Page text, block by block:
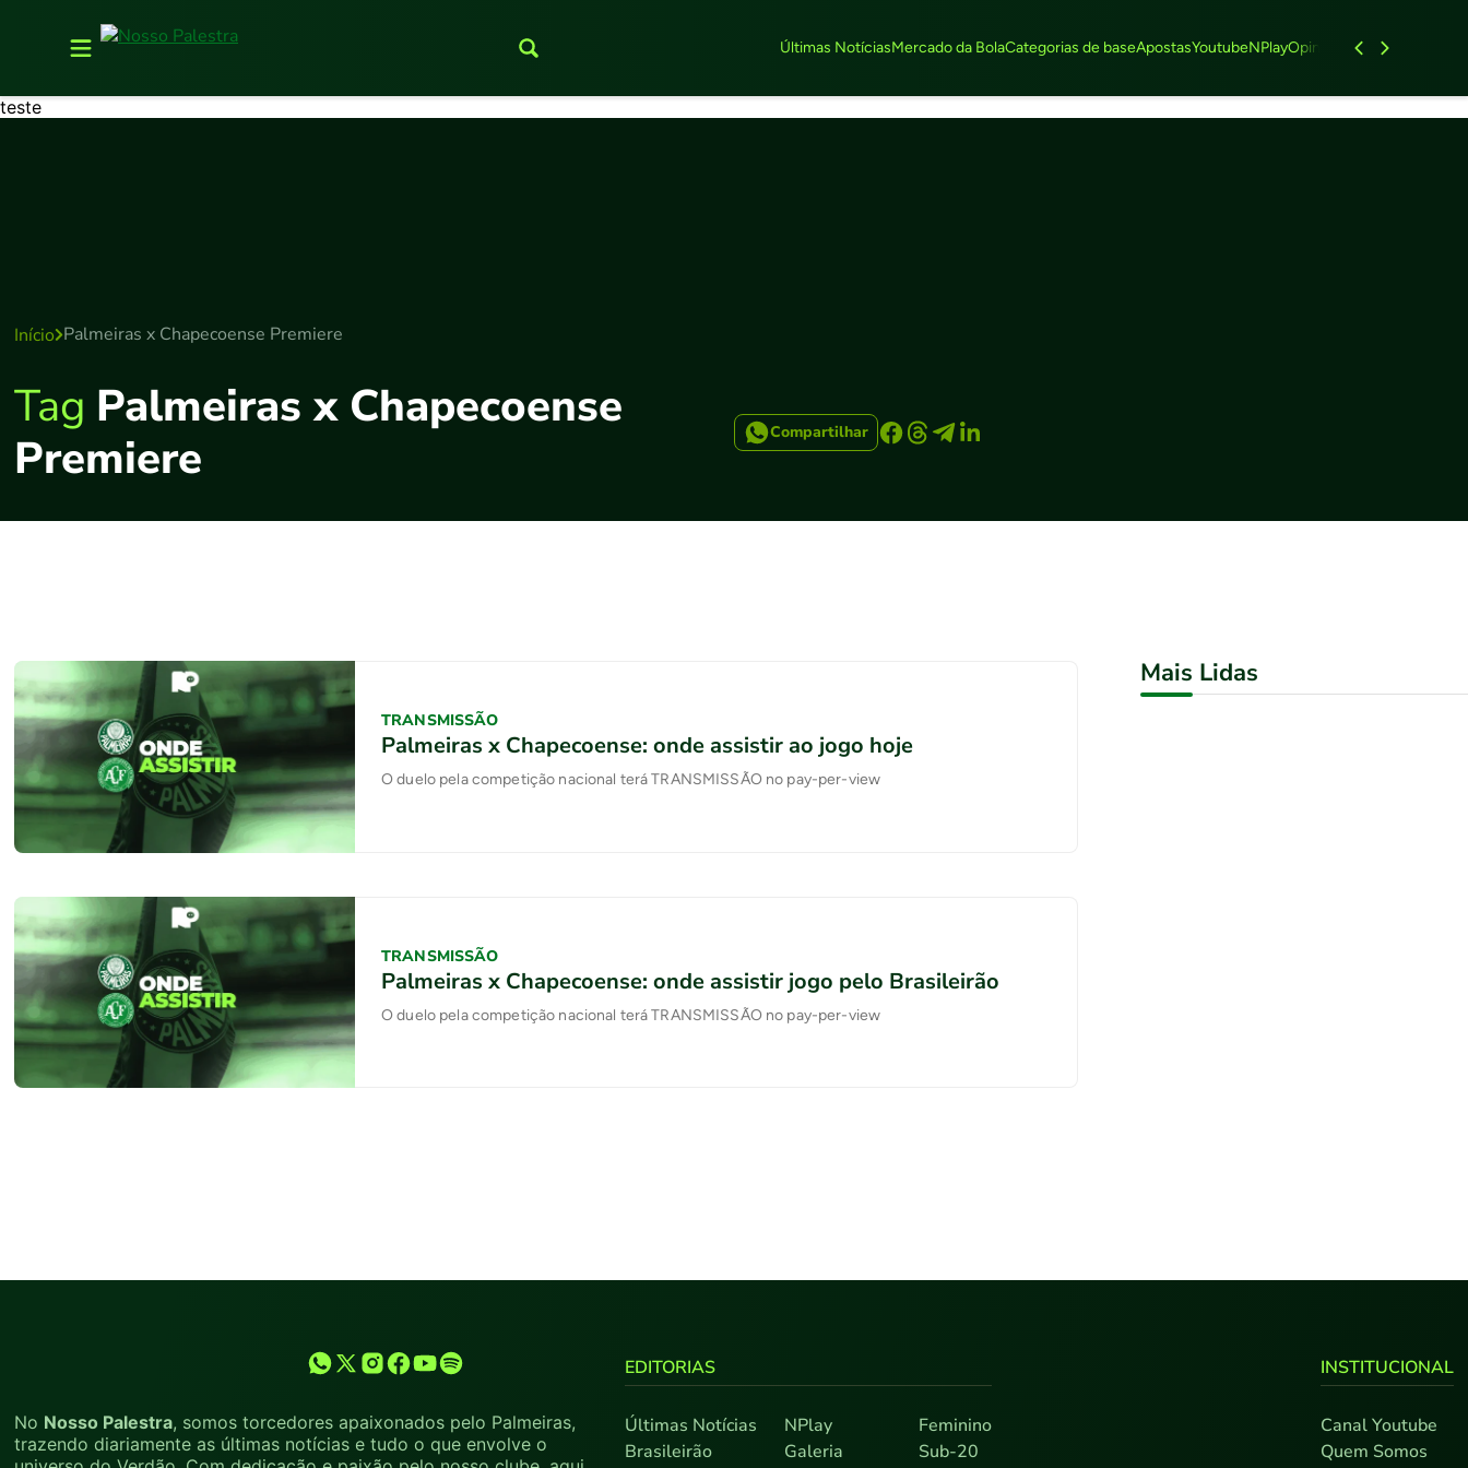
Últimas NotíciasMercado da BolaCategorias de baseApostasYoutubeNPlayOpinião Feminino
teste
Início Palmeiras x Chapecoense Premiere
Tag Palmeiras x Chapecoense
Premiere
Compartilhar
TRANSMISSÃO
Palmeiras x Chapecoense: onde assistir ao jogo hoje
O duelo pela competição nacional terá TRANSMISSÃO no pay-per-view
TRANSMISSÃO
Palmeiras x Chapecoense: onde assistir jogo pelo Brasileirão
O duelo pela competição nacional terá TRANSMISSÃO no pay-per-view
Mais Lidas
No Nosso Palestra, somos torcedores apaixonados pelo Palmeiras,
trazendo diariamente as últimas notícias e tudo o que envolve o
EDITORIAS
Últimas Notícias
Brasileirão
NPlay
Galeria
Feminino
Sub-20
INSTITUCIONAL
Canal Youtube
Quem Somos